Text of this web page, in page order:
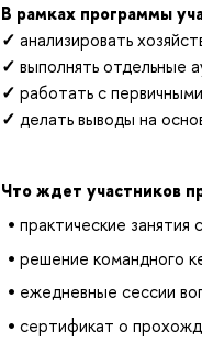
В рамках программы
✓ анализировать
✓ выполнять отдельные
✓ работать с
✓ делать выводы на
Что ждет участников
• практические
• решение командного
• ежедневные сессии
• сертификат о